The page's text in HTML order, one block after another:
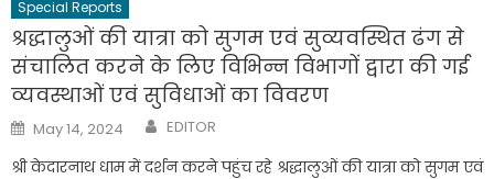
Special Reports
श्रद्धालुओं की यात्रा को सुगम एवं सुव्यवस्थित ढंग से
संचालित करने के लिए विभिन्न विभागों द्वारा की गई
व्यवस्थाओं एवं सुविधाओं का विवरण
Posted
on
May 14, 2024 Author
EDITOR
श्री केदारनाथ धाम में दर्शन करने पहुंच रहे श्रद्धालुओं की यात्रा को सुगम एवं